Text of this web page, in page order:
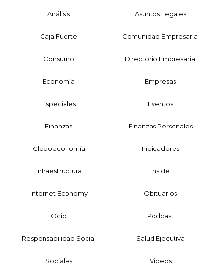
Análisis Asuntos Legales
Caja Fuerte Comunidad Empresarial
Consumo Directorio Empresarial
Economía Empresas
Especiales Eventos
Finanzas Finanzas Personales
Globoeconomía Indicadores
Infraestructura Inside
Internet Economy Obituarios
Ocio Podcast
Responsabilidad Social Salud Ejecutiva
Sociales Videos